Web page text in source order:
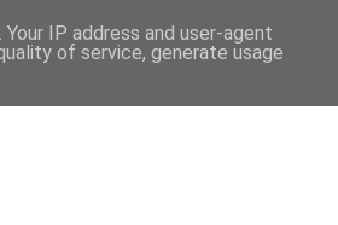
IP address and user-agent
of service, generate usage